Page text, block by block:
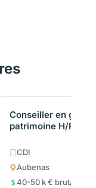
Conseiller en
patrimoine H/F
CDI
Aubenas
40-50 k € brut/an